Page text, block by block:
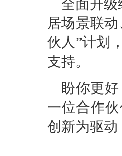
全面升级
居场景联
伙人”计划
支持。
盼你更
一位合作
创新为驱